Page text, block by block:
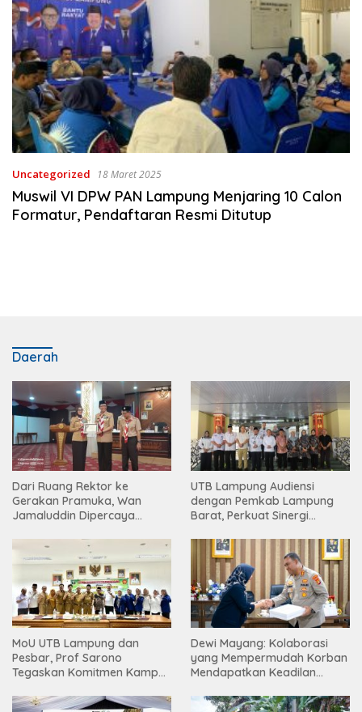
Uncategorized 18 Maret 2025
Muswil VI DPW PAN Lampung Menjaring 10 Calon
Formatur, Pendaftaran Resmi Ditutup
Daerah
Dari Ruang Rektor ke
Gerakan Pramuka, Wan
Jamaluddin Dipercaya
UTB Lampung Audiensi
dengan Pemkab Lampung
Barat, Perkuat Sinergi
Tinggi
MoU UTB Lampung dan
Pesbar, Prof Sarono
Tegaskan Komitmen Kampus
Masyarakat
Dewi Mayang: Kolaborasi
yang Mempermudah Korban
Mendapatkan Keadilan